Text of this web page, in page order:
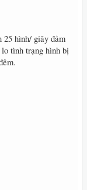
25 hình/ giây đảm
tình trạng hình bị